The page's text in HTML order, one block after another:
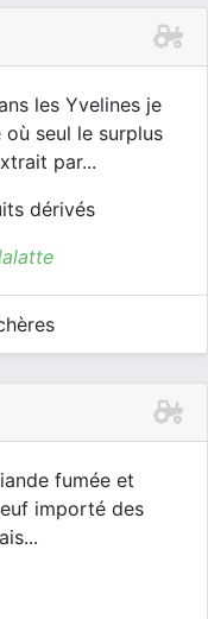
les Yvelines je
seul le surplus
par...
dérivés
fumée et
importé des